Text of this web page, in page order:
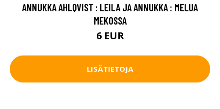
ANNUKKA AHLQVIST : LEILA JA ANNUKKA : MELUA
MEKOSSA
6 EUR
LISÄTIETOJA